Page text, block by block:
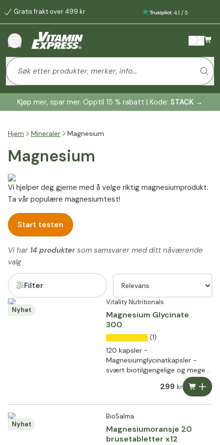
Gratis frakt over 499 kr : 4.1 / 5
meny
Kjøp mer, spar mer. Opptil 15 % rabatt | Kode: STACK →
Hjem Mineraler Magnesium
Magnesium
Vi hjelper deg gjerne med å velge riktig magnesiumprodukt.
Ta vår populære magnesiumtest!
Start testen
Vi har 14 produktersom samsvarer med ditt nåværende
valg
Filter
Nyhet
Vitality Nutritionals
Magnesium Glycinate
300
(1)
120 kapsler -
Magnesiumglycinatkapsler -
svært biotilgjengelige og meget
299 kr
Nyhet
BioSalma
Magnesiumoransje 20
brusetabletter x12